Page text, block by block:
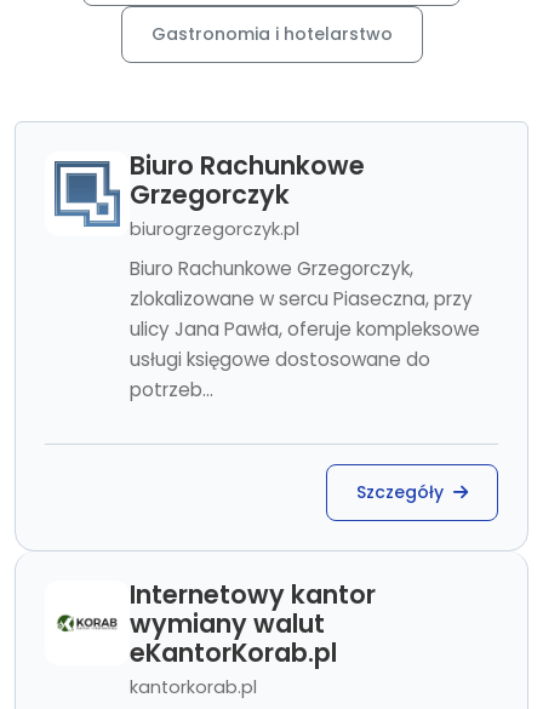
Gastronomia i hotelarstwo
Biuro Rachunkowe
Grzegorczyk
biurogrzegorczyk.pl
Biuro Rachunkowe Grzegorczyk,
zlokalizowane w sercu Piaseczna, przy
ulicy Jana Pawła, oferuje kompleksowe
usługi księgowe dostosowane do
potrzeb...
Szczegóły
Internetowy kantor
wymiany walut
eKantorKorab.pl
kantorkorab.pl